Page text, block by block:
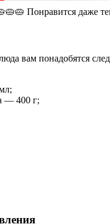
Понравится даже
вам понадобятся
— 400 г;